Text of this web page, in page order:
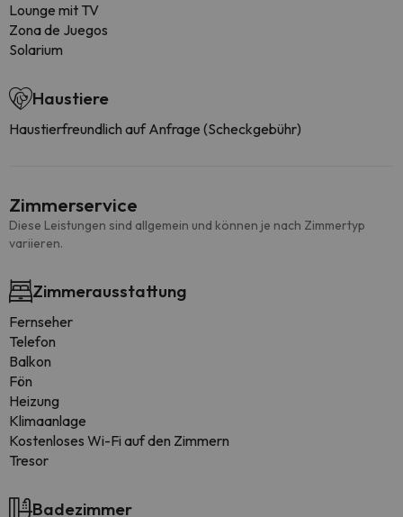
Lounge mit TV
Zona de Juegos
Solarium
Haustiere
Haustierfreundlich auf Anfrage (Scheckgebühr)
Zimmerservice
Diese Leistungen sind allgemein und können je nach Zimmertyp
variieren.
Zimmerausstattung
Fernseher
Telefon
Balkon
Fön
Heizung
Klimaanlage
Kostenloses Wi-Fi auf den Zimmern
Tresor
Badezimmer